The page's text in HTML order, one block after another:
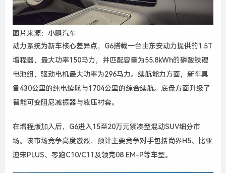
图片来源：小鹏汽车
动力系统为新车核心差异点，G6搭载一台由东安动力提供的1.5T
增程器，最大功率150马力，并匹配容量为55.8kWh的磷酸铁锂
电池组，驱动电机最大功率为296马力。续航能力方面，新车具
备430公里的纯电续航与1704公里的综合续航。底盘方面升级了
智能可变阻尼减振器与液压衬套。
在增程版加入后，G6进入15至20万元紧凑型混动SUV细分市
场。该市场竞争高度激烈，预计主要竞争对手包括尚界H5、比亚
迪宋PLUS、零跑C10/C11及领克08 EM-P等车型。